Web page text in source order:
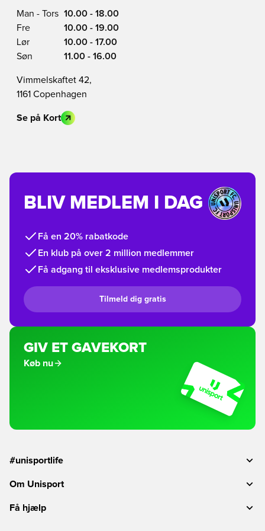
Man - Tors 10.00 - 18.00
Fre
10.00 - 19.00
Lør
10.00 - 17.00
Søn
11.00 - 16.00
Vimmelskaftet 42,
1161 Copenhagen
Se på Kort
BLIV MEDLEM I DAG
Få en 20% rabatkode
En klub på over 2 million medlemmer
Få adgang til eksklusive medlemsprodukter
Tilmeld dig gratis
GIV ET GAVEKORT
Køb nu
#unisportlife
Om Unisport
Få hjælp